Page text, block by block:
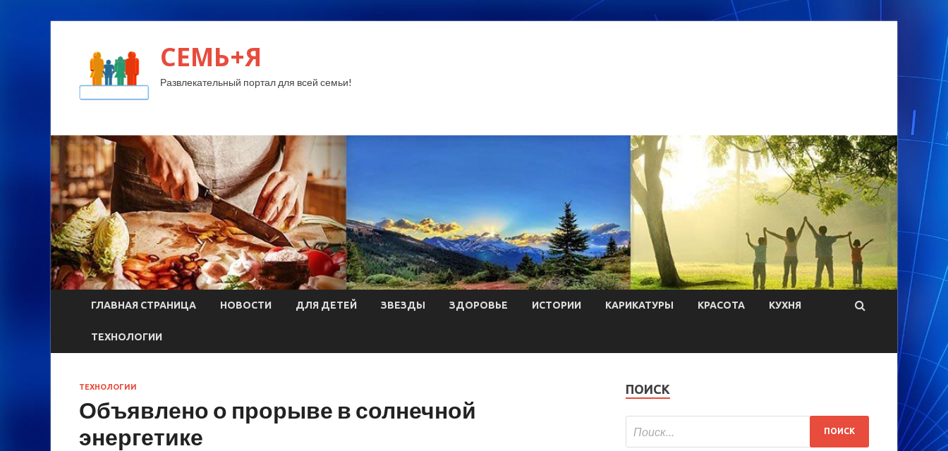
СЕМЬ+Я
Развлекательный портал для всей семьи!
ГЛАВНАЯ СТРАНИЦА НОВОСТИ ДЛЯ ДЕТЕЙ ЗВЕЗДЫ ЗДОРОВЬЕ ИСТОРИИ КАРИКАТУРЫ КРАСОТА КУХНЯ
ТЕХНОЛОГИИ
ТЕХНОЛОГИИ
Объявлено о прорыве в солнечной
энергетике
ПОИСК